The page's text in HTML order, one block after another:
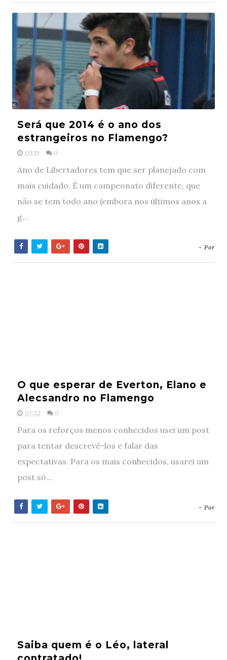
Será que 2014 é o ano dos
estrangeiros no Flamengo?
09:19 0
Ano de Libertadores tem que ser planejado com
mais cuidado. É um campeonato diferente, que
não se tem todo ano (embora nos últimos anos a
g...
- Por
O que esperar de Everton, Elano e
Alecsandro no Flamengo
07:32 0
Para os reforços menos conhecidos usei um post
para tentar descrevê-los e falar das
expectativas. Para os mais conhecidos, usarei um
post só...
- Por
Saiba quem é o Léo, lateral